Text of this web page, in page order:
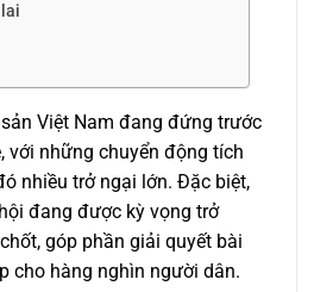
Việt Nam đang đứng trước
với những chuyển động tích
nhiều trở ngại lớn. Đặc biệt,
đang được kỳ vọng trở
góp phần giải quyết bài
cho hàng nghìn người dân.